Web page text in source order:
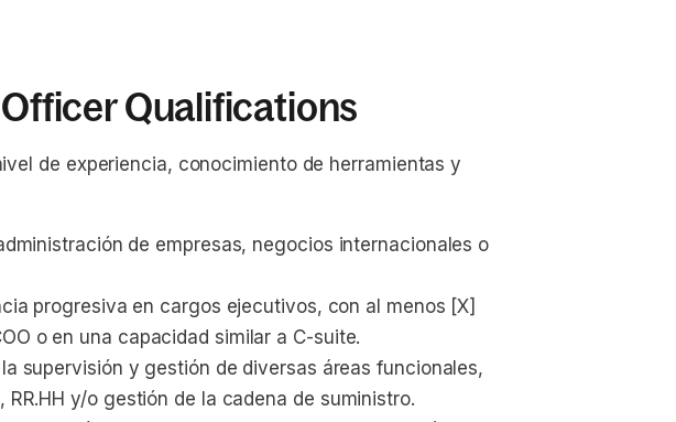
Qualifications
de experiencia, conocimiento de herramientas y
de empresas, negocios internacionales o
progresiva en cargos ejecutivos, con al menos [X]
o en una capacidad similar a C-suite.
supervisión y gestión de diversas áreas funcionales,
y/o gestión de la cadena de suministro.